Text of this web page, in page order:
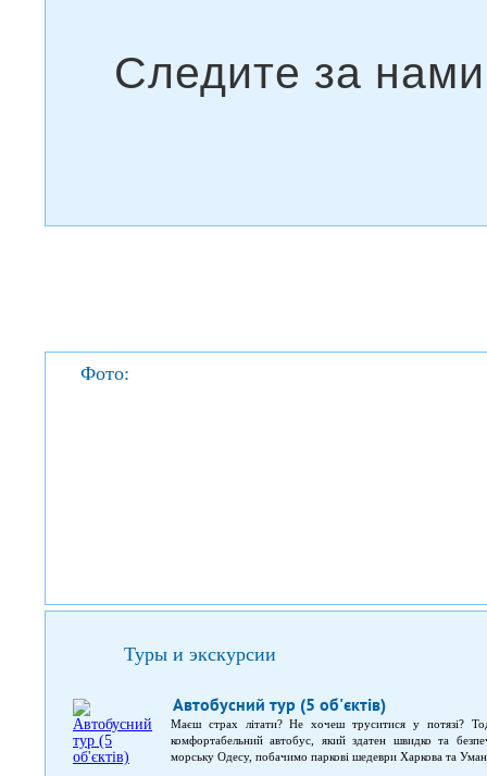
Фото:
Туры и экскурсии
Автобусний тур (5 об'єктів)
Маєш страх літати? Не хочеш труситися у потязі?
комфортабельний автобус, який здатен швидко та
морську Одесу, побачимо паркові шедеври Харкова та